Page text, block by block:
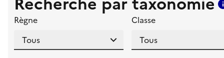
Règne Classe